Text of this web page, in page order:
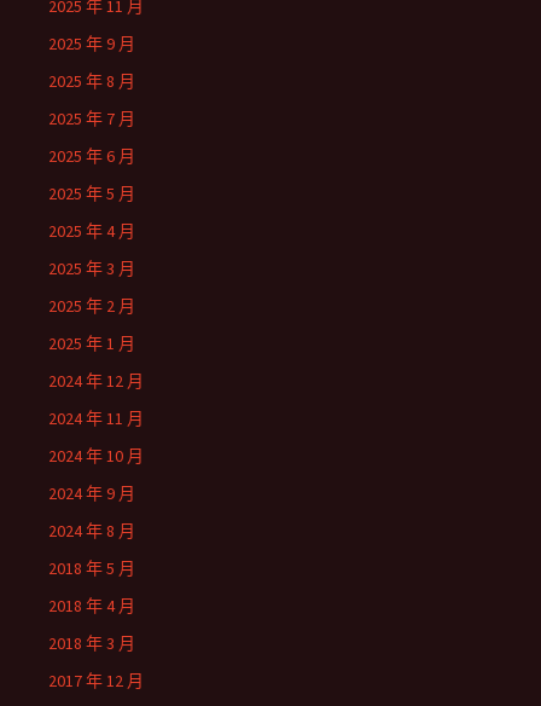
2025 年 11 月
2025 年 9 月
2025 年 8 月
2025 年 7 月
2025 年 6 月
2025 年 5 月
2025 年 4 月
2025 年 3 月
2025 年 2 月
2025 年 1 月
2024 年 12 月
2024 年 11 月
2024 年 10 月
2024 年 9 月
2024 年 8 月
2018 年 5 月
2018 年 4 月
2018 年 3 月
2017 年 12 月